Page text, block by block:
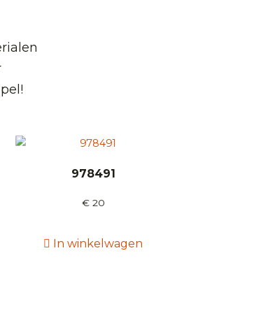
978491
€20
In winkelwagen